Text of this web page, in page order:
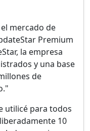
mercado de
Premium
la empresa
y una base
de
utilicé para todos
10